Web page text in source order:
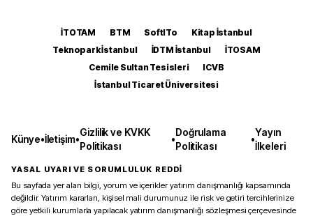
İTOTAM BTM SoftITo
Kitap İstanbul
Teknopark İstanbul
İDTM İstanbul
İTOSAM
Cemile Sultan Tesisleri
ICVB
İstanbul Ticaret Üniversitesi
Künye•İletişim•
Gizlilik ve KVKK
Politikası
•
Doğrulama
Politikası
•
Yayın
İlkeleri
YASAL UYARI VE SORUMLULUK REDDİ
Bu sayfada yer alan bilgi, yorum ve içerikler yatırım danışmanlığı kapsamında
değildir. Yatırım kararları, kişisel mali durumunuz ile risk ve getiri tercihlerinize
göre yetkili kurumlarla yapılacak yatırım danışmanlığı sözleşmesi çerçevesinde